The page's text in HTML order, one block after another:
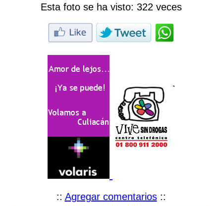
Esta foto se ha visto: 322 veces
:: Agregar comentarios::